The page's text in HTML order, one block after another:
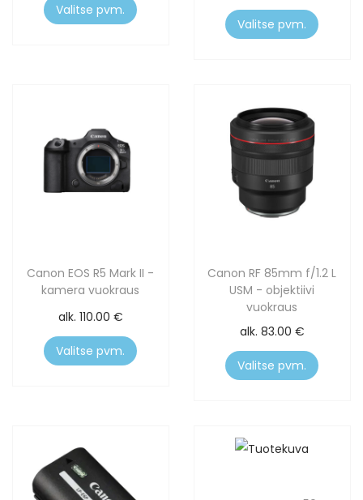
Valitse pvm.
Valitse pvm.
Canon EOS R5 Mark II -
kamera vuokraus
alk. 110.00 €
Valitse pvm.
Canon RF 85mm f/1.2 L
USM - objektiivi
vuokraus
alk. 83.00 €
Valitse pvm.